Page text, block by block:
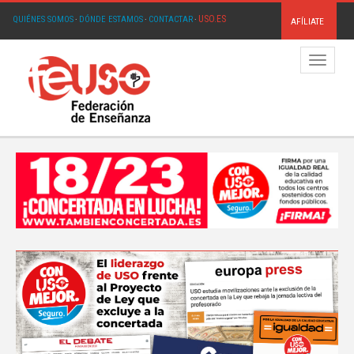
QUIÉNES SOMOS· DÓNDE ESTAMOS· CONTACTAR· USO.ES AFÍLIATE
Menú